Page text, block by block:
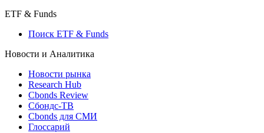
ETF & Funds
Поиск ETF & Funds
Новости и Аналитика
Новости рынка
Research Hub
Cbonds Review
Сбондс-ТВ
Cbonds для СМИ
Глоссарий